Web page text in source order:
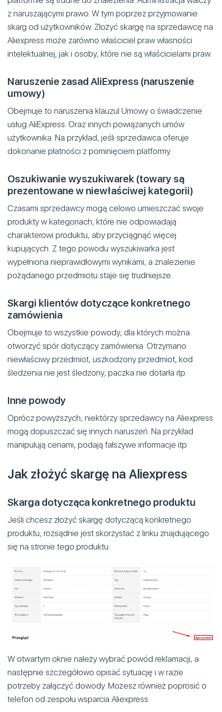
z naruszającymi prawo. W tym poprzez przyjmowanie
skarg od użytkowników. Złożyć skargę na sprzedawcę na
Aliexpress może zarówno właściciel praw własności
intelektualnej, jak i osoby, które nie są właścicielami praw.
Naruszenie zasad AliExpress (naruszenie
umowy)
Obejmuje to naruszenia klauzul Umowy o świadczenie
usług AliExpress. Oraz innych powiązanych umów
użytkownika. Na przykład, jeśli sprzedawca oferuje
dokonanie płatności z pominięciem platformy.
Oszukiwanie wyszukiwarek (towary są
prezentowane w niewłaściwej kategorii)
Czasami sprzedawcy mogą celowo umieszczać swoje
produkty w kategoriach, które nie odpowiadają
charakterowi produktu, aby przyciągnąć więcej
kupujących. Z tego powodu wyszukiwarka jest
wypełniona nieprawidłowymi wynikami, a znalezienie
pożądanego przedmiotu staje się trudniejsze.
Skargi klientów dotyczące konkretnego
zamówienia
Obejmuje to wszystkie powody, dla których można
otworzyć spór dotyczący zamówienia. Otrzymano
niewłaściwy przedmiot, uszkodzony przedmiot, kod
śledzenia nie jest śledzony, paczka nie dotarła itp.
Inne powody
Oprócz powyższych, niektórzy sprzedawcy na Aliexpress
mogą dopuszczać się innych naruszeń. Na przykład
manipulują cenami, podają fałszywe informacje itp.
Jak złożyć skargę na Aliexpress
Skarga dotycząca konkretnego produktu
Jeśli chcesz złożyć skargę dotyczącą konkretnego
produktu, rozsądnie jest skorzystać z linku znajdującego
się na stronie tego produktu.
W otwartym oknie należy wybrać powód reklamacji, a
następnie szczegółowo opisać sytuację i w razie
potrzeby załączyć dowody. Możesz również poprosić o
telefon od zespołu wsparcia Aliexpress.